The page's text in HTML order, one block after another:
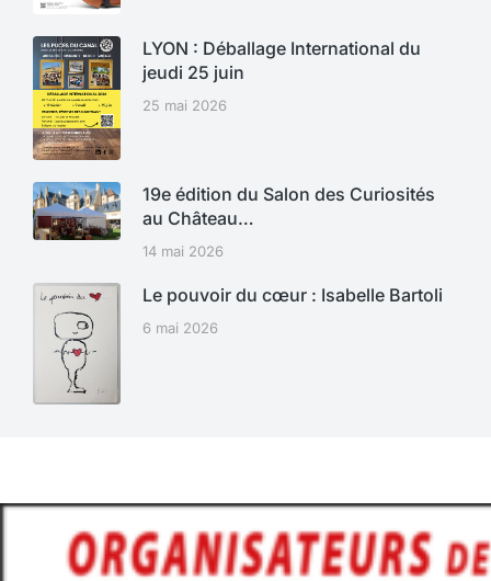
LYON : Déballage International du
jeudi 25 juin
25 mai 2026
19e édition du Salon des Curiosités
au Château…
14 mai 2026
Le pouvoir du cœur : Isabelle Bartoli
6 mai 2026